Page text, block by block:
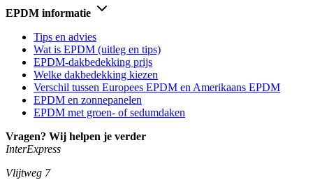
EPDM informatie
Tips en advies
Wat is EPDM (uitleg en tips)
EPDM-dakbedekking prijs
Welke dakbedekking kiezen
Verschil tussen Europees EPDM en Amerikaans EPDM
EPDM en zonnepanelen
EPDM met groen- of sedumdaken
Vragen? Wij helpen je verder
InterExpress
Vlijtweg 7